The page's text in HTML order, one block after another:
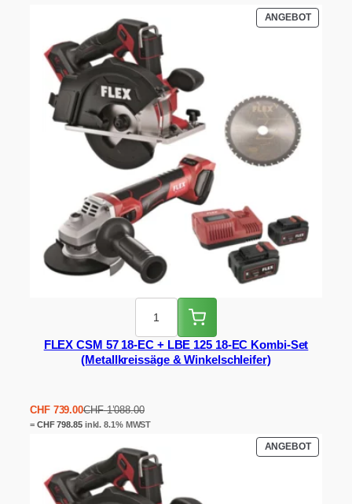
ANGEBOT
IM
FLEX CSM 57 18-EC + LBE 125 18-EC Kombi-Set
(Metallkreissäge & Winkelschleifer)
CHF1’088.00
Ursprünglicher
Preis
CHF739.00
Aktueller
Preis
= CHF798.85inkl. 8.1% MWST
ANGEBOT
IM